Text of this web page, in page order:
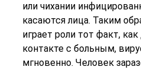
или чихании
касаются лица. Таким
играет роли тот факт,
контакте с больным,
мгновенно. Человек